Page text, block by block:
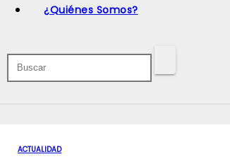
¿Quiénes Somos?
ACTUALIDAD